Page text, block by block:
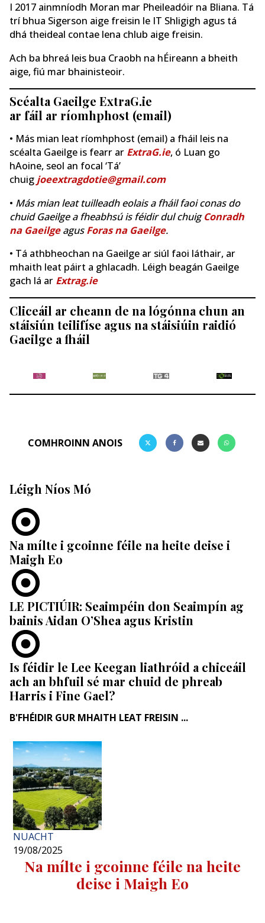
I 2017 ainmníodh Moran mar Pheileadóir na Bliana. Tá
trí bhua Sigerson aige freisin le IT Shligigh agus tá
dhá theideal contae lena chlub aige freisin.
Ach ba bhreá leis bua Craobh na hÉireann a bheith
aige, fiú mar bhainisteoir.
Scéalta Gaeilge ExtraG.ie
ar fáil ar ríomhphost (email)
• Más mian leat ríomhphost (email) a fháil leis na
scéalta Gaeilge is fearr ar ExtraG.ie, ó Luan go
hAoine, seol an focal ‘Tá’
chuig joeextragdotie@gmail.com
• Más mian leat tuilleadh eolais a fháil faoi conas do
chuid Gaeilge a fheabhsú is féidir dul chuigConradh
na GaeilgeagusForas na Gaeilge.
• Tá athbheochan na Gaeilge ar siúl faoi láthair, ar
mhaith leat páirt a ghlacadh. Léigh beagán Gaeilge
gach lá ar Extrag.ie
Cliceáil ar cheann de na lógónna chun an
stáisiún teilifíse agus na stáisiúin raidió
Gaeilge a fháil
COMHROINN ANOIS
Léigh Níos Mó
Na mílte i gcoinne féile na heite deise i
Maigh Eo
LE PICTIÚIR: Seaimpéin don Seaimpín ag
bainis Aidan O’Shea agus Kristin
Is féidir le Lee Keegan liathróid a chiceáil
ach an bhfuil sé mar chuid de phreab
Harris i Fine Gael?
B'FHÉIDIR GUR MHAITH LEAT FREISIN ...
NUACHT
19/08/2025
Na mílte i gcoinne féile na heite
deise i Maigh Eo